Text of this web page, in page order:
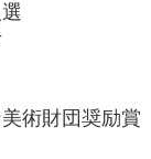
術財団奨励賞